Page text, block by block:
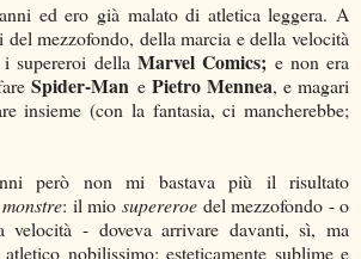
ed ero già malato di atletica leggera. A
mezzofondo, della marcia e della velocità
supereroi della Marvel Comics;e non era
Spider-Man e Pietro Mennea, e magari
insieme (con la fantasia, ci mancherebbe;
però non mi bastava più il risultato
monstre: il mio supereroedel mezzofondo - o
velocità - doveva arrivare davanti, sì, ma
nobilissimo; esteticamente sublime e